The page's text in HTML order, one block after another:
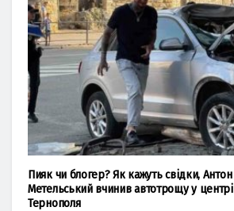
Пияк чи блогер? Як кажуть свідки, Антон
Метельський вчинив автотрощу у центрі
Тернополя